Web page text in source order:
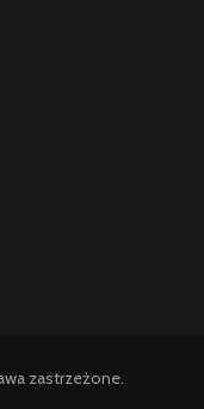
zastrzeżone.